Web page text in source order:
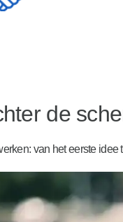
de
van het eerste